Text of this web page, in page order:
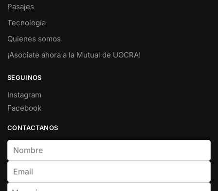
Pasajes
Tecnología
Quienes somos
¡Asociate ahora a la Mutual de UOCRA!
SEGUINOS
Instagram
Facebook
CONTACTANOS